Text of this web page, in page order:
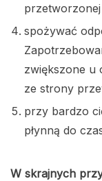
spożywać
zwiększone u
ze strony
przy bardzo
płynną do
W skrajnych